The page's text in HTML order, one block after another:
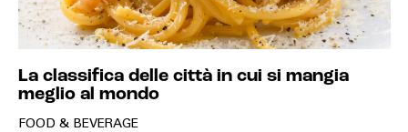
La classifica delle città in cui si mangia
meglio al mondo
FOOD & BEVERAGE